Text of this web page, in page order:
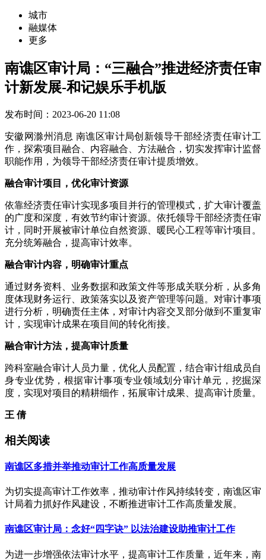
城市
融媒体
更多
南谯区审计局：“三融合”推进经济责任审
计新发展-和记娱乐手机版
发布时间：2023-06-20 11:08
安徽网滁州消息 南谯区审计局创新领导干部经济责任审计工
作，探索项目融合、内容融合、方法融合，切实发挥审计监督
职能作用，为领导干部经济责任审计提质增效。
融合审计项目，优化审计资源
依靠经济责任审计实现多项目并行的管理模式，扩大审计覆盖
的广度和深度，有效节约审计资源。依托领导干部经济责任审
计，同时开展被审计单位自然资源、暖民心工程等审计项目。
充分统筹融合，提高审计效率。
融合审计内容，明确审计重点
通过财务资料、业务数据和政策文件等形成关联分析，从多角
度体现财务运行、政策落实以及资产管理等问题。对审计事项
进行分析，明确责任主体，对审计内容交叉部分做到不重复审
计，实现审计成果在项目间的转化衔接。
融合审计方法，提高审计质量
跨科室融合审计人员力量，优化人员配置，结合审计组成员自
身专业优势，根据审计事项专业领域划分审计单元，挖掘深
度，实现对项目的精耕细作，拓展审计成果、提高审计质量。
王 倩
相关阅读
南谯区多措并举推动审计工作高质量发展
为切实提高审计工作效率，推动审计作风持续转变，南谯区审
计局着力抓好作风建设，不断推进审计工作高质量发展。
南谯区审计局：念好“四字诀” 以法治建设助推审计工作
为进一步增强依法审计水平，提高审计工作质量，近年来，南